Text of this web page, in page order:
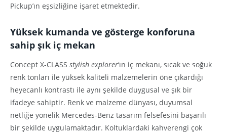
Pickup’ın eşsizliğine işaret etmektedir.
Yüksek kumanda ve gösterge konforuna
sahip şık iç mekan
Concept X-CLASS stylish explorer‘ın iç mekanı, sıcak ve soğuk
renk tonları ile yüksek kaliteli malzemelerin öne çıkardığı
heyecanlı kontrastı ile aynı şekilde duygusal ve şık bir
ifadeye sahiptir. Renk ve malzeme dünyası, duyumsal
netliğe yönelik Mercedes-Benz tasarım felsefesini başarılı
bir şekilde uygulamaktadır. Koltuklardaki kahverengi çok